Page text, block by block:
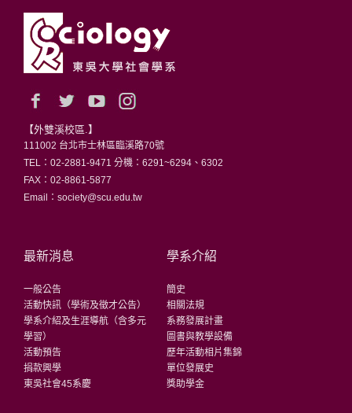
【外雙溪校區.】
111002 台北市士林區臨溪路70號
TEL：02-2881-9471 分機：6291~6294、6302
FAX：02-8861-5877
Email：society@scu.edu.tw
最新消息
一般公告
活動快訊（學術及徵才公告）
學系介紹及生涯導航（含多元
學習）
活動預告
捐款興學
東吳社會45系慶
學系介紹
簡史
相關法規
系務發展計畫
圖書與教學設備
歷年活動相片集錦
單位發展史
獎助學金